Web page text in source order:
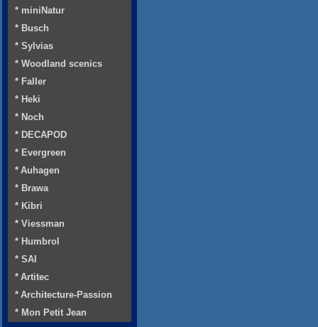
* miniNatur
* Busch
* Sylvias
* Woodland scenics
* Faller
* Heki
* Noch
* DECAPOD
* Evergreen
* Auhagen
* Brawa
* Kibri
* Viessman
* Humbrol
* SAI
* Artitec
* Architecture-Passion
* Mon Petit Jean